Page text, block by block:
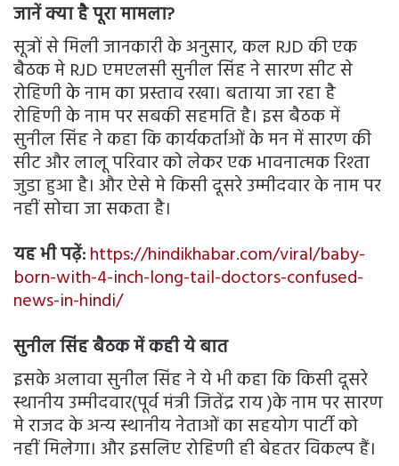
जानें क्या है पूरा मामला?
सूत्रों से मिली जानकारी के अनुसार, कल RJD की एक
बैठक मे RJD एमएलसी सुनील सिंह ने सारण सीट से
रोहिणी के नाम का प्रस्ताव रखा। बताया जा रहा है
रोहिणी के नाम पर सबकी सहमति है। इस बैठक में
सुनील सिंह ने कहा कि कार्यकर्ताओं के मन में सारण की
सीट और लालू परिवार को लेकर एक भावनात्मक रिश्ता
जुडा हुआ है। और ऐसे मे किसी दूसरे उम्मीदवार के नाम पर
नहीं सोचा जा सकता है।
यह भी पढ़ें:https://hindikhabar.com/viral/baby-
born-with-4-inch-long-tail-doctors-confused-
news-in-hindi/
सुनील सिंह बैठक में कही ये बात
इसके अलावा सुनील सिंह ने ये भी कहा कि किसी दूसरे
स्थानीय उम्मीदवार(पूर्व मंत्री जितेंद्र राय )के नाम पर सारण
मे राजद के अन्य स्थानीय नेताओं का सहयोग पार्टी को
नहीं मिलेगा। और इसलिए रोहिणी ही बेहतर विकल्प हैं।